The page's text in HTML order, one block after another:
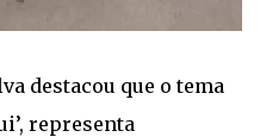
destacou que o tema
representa